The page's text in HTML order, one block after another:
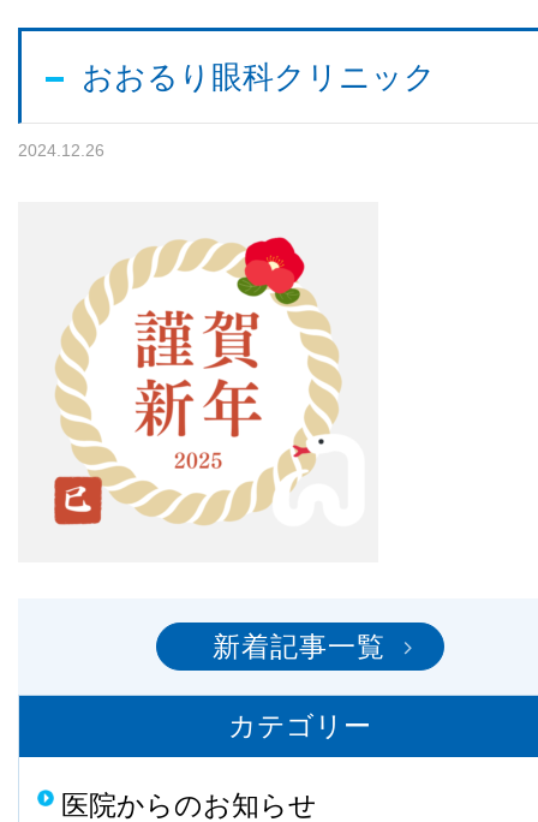
視能訓練士メッセージ
おおるり眼科クリニック
2024.12.26
新着記事一覧
カテゴリー
医院からのお知らせ